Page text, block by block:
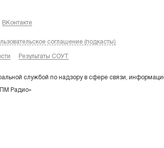
ВКонтакте
соглашение (подкасты)
Результаты СОУТ
службой по надзору в сфере связи,
Радио»